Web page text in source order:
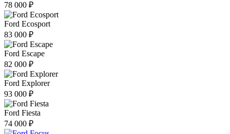
78 000 ₽
Ford Ecosport
83 000 ₽
Ford Escape
82 000 ₽
Ford Explorer
93 000 ₽
Ford Fiesta
74 000 ₽